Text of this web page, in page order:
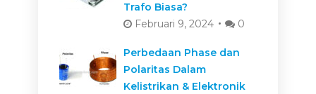
Trafo Biasa?
Februari 9, 2024
0
Perbedaan Phase dan
Polaritas Dalam
Kelistrikan & Elektronik